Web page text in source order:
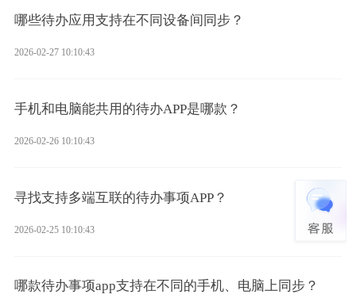
哪些待办应用支持在不同设备间同步？
2026-02-27 10:10:43
手机和电脑能共用的待办APP是哪款？
2026-02-26 10:10:43
寻找支持多端互联的待办事项APP？
2026-02-25 10:10:43
哪款待办事项app支持在不同的手机、电脑上同步？